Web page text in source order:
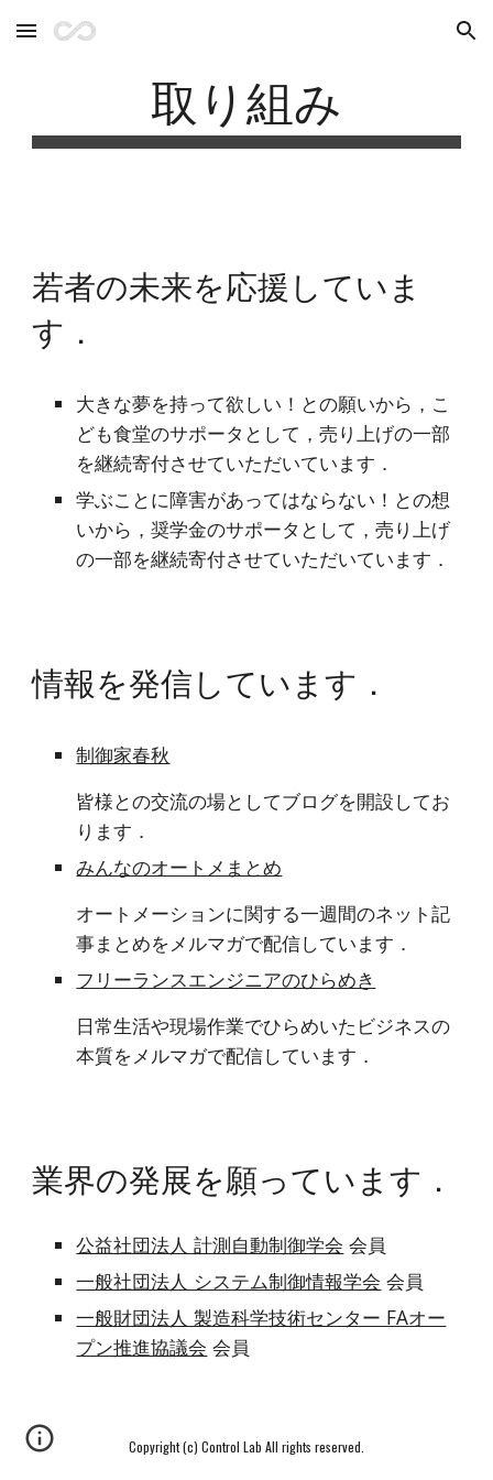
Skip to main content Skip to navigation
取り組み
若者の未来を応援していま
す．
大きな夢を持って欲しい！との願いから，こ
ども食堂のサポータとして，売り上げの一部
を継続寄付させていただいています．
学ぶことに障害があってはならない！との想
いから，奨学金のサポータとして，売り上げ
の一部を継続寄付させていただいています．
情報を発信しています ．
制御家春秋
皆様との交流の場としてブログを開設してお
ります．
みんなのオートメまとめ
オートメーションに関する一週間のネット記
事まとめをメルマガで配信しています．
フリーランスエンジニアのひらめき
日常生活や現場作業でひらめいたビジネスの
本質をメルマガで配信しています．
業界の発展を願っています．
公益社団法人 計測自動制御学会 会員
一般社団法人 システム制御情報学会 会員
一般財団法人 製造科学技術センター FAオー
プン推進協議会 会員
Copyright (c) Control Lab All rights reserved.